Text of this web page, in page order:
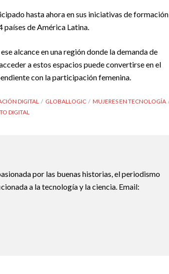
hasta ahora en sus iniciativas de formación
países de América Latina.
alcance en una región donde la demanda de
a estos espacios puede convertirse en el
con la participación femenina.
DIGITAL GLOBALLOGIC
MUJERES EN TECNOLOGÍA
DIGITAL
por las buenas historias, el periodismo
a la tecnología y la ciencia. Email: